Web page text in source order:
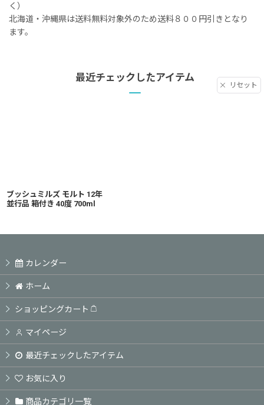
く）
北海道・沖縄県は送料無料対象外のため送料８００円引きとなり
ます。
最近チェックしたアイテム
リセット
ブッシュミルズ モルト 12年
並行品 箱付き 40度 700ml
カレンダー
ホーム
ショッピングカート
マイページ
最近チェックしたアイテム
お気に入り
商品カテゴリ一覧